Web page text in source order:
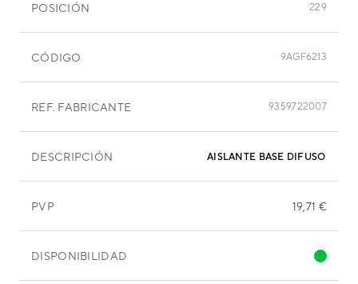
POSICIÓN 229
CÓDIGO 9AGF6213
REF. FABRICANTE 9359722007
DESCRIPCIÓN AISLANTE BASE DIFUSOR
PVP 19,71 €
DISPONIBILIDAD